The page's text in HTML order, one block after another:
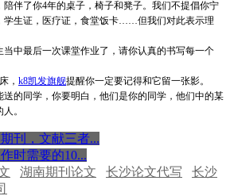
伴了你4年的桌子，椅子和凳子。我们不提倡你宁
学生证，医疗证，食堂饭卡……但我们对此表示理
中最后一次课堂作业了，请你认真的书写每一个
， k8凯发旗舰提醒你一定要记得和它留一张影。
的同学，你要明白，他们是你的同学，他们中的某
。
刊，文献三者...
时需要的10...
湖南期刊论文 长沙论文代写
长沙